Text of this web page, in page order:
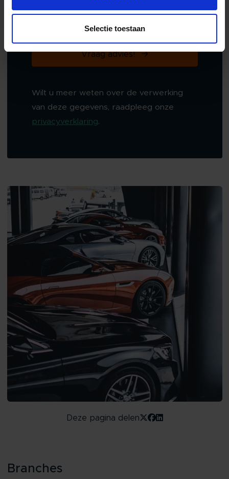
Selectie toestaan
Branches
Vraag advies!
Wilt u meer weten over de verwerking
van deze gegevens, raadpleeg onze
privacyverklaring.
Deze pagina delen